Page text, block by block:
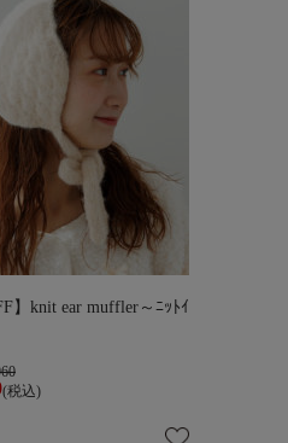
】knit ear muffler～ﾆｯﾄｲ
(税込)